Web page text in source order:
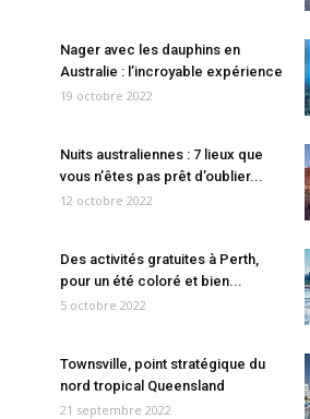
Nager avec les dauphins en
Australie : l’incroyable expérience
19 octobre 2022
Nuits australiennes : 7 lieux que
vous n’êtes pas prêt d’oublier...
12 octobre 2022
Des activités gratuites à Perth,
pour un été coloré et bien...
5 octobre 2022
Townsville, point stratégique du
nord tropical Queensland
21 septembre 2022